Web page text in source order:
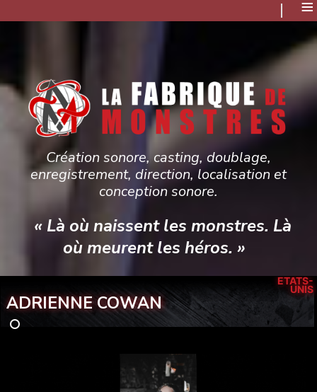
≡
Création sonore, casting, doublage,
enregistrement, direction, localisation et
conception sonore.
« Là où naissent les monstres. Là
où meurent les héros. »
ADRIENNE COWAN
ÉTATS-
UNIS